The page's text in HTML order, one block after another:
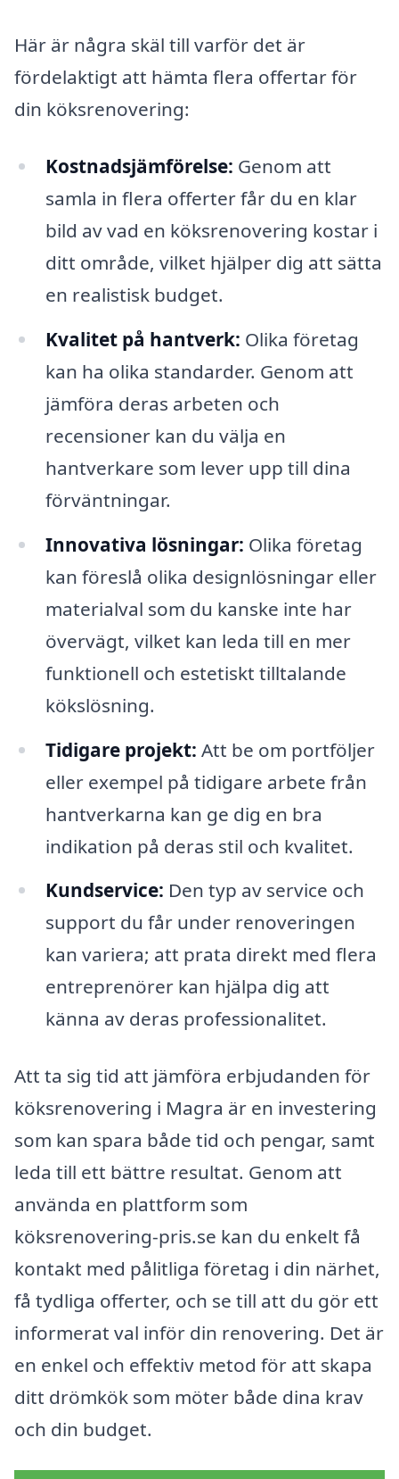
Här är några skäl till varför det är
fördelaktigt att hämta flera offertar för
din köksrenovering:
Kostnadsjämförelse: Genom att
samla in flera offerter får du en klar
bild av vad en köksrenovering kostar i
ditt område, vilket hjälper dig att sätta
en realistisk budget.
Kvalitet på hantverk: Olika företag
kan ha olika standarder. Genom att
jämföra deras arbeten och
recensioner kan du välja en
hantverkare som lever upp till dina
förväntningar.
Innovativa lösningar: Olika företag
kan föreslå olika designlösningar eller
materialval som du kanske inte har
övervägt, vilket kan leda till en mer
funktionell och estetiskt tilltalande
kökslösning.
Tidigare projekt: Att be om portföljer
eller exempel på tidigare arbete från
hantverkarna kan ge dig en bra
indikation på deras stil och kvalitet.
Kundservice: Den typ av service och
support du får under renoveringen
kan variera; att prata direkt med flera
entreprenörer kan hjälpa dig att
känna av deras professionalitet.
Att ta sig tid att jämföra erbjudanden för
köksrenovering i Magra är en investering
som kan spara både tid och pengar, samt
leda till ett bättre resultat. Genom att
använda en plattform som
köksrenovering-pris.se kan du enkelt få
kontakt med pålitliga företag i din närhet,
få tydliga offerter, och se till att du gör ett
informerat val inför din renovering. Det är
en enkel och effektiv metod för att skapa
ditt drömkök som möter både dina krav
och din budget.